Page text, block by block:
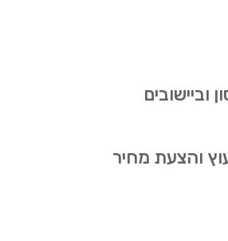
וביישובים
והצעת מחיר